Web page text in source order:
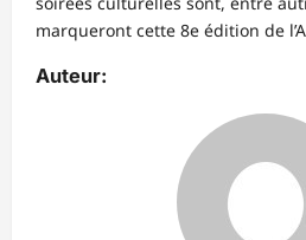
marqueront cette 8e édition de
Auteur: